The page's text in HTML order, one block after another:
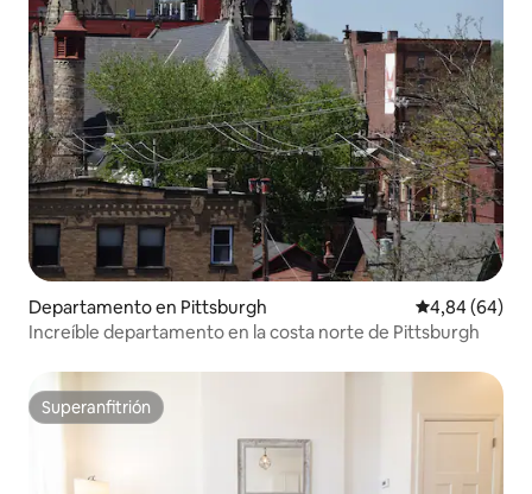
Departamento en Pittsburgh Calificación
4,84 (64)
Increíble departamento en la costa norte de Pittsburgh
Superanfitrión
Superanfitrión